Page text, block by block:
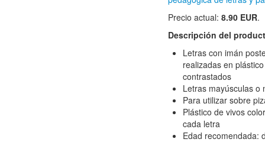
Precio actual: 8.90 EUR.
Descripción del
Letras con imán
realizadas en
contrastados
Letras mayúsculas o
Para utilizar sobre
Plástico de vivos
cada letra
Edad recomendada: